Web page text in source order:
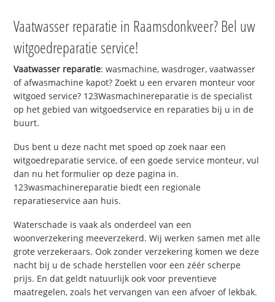
Vaatwasser reparatie in Raamsdonkveer? Bel uw
witgoedreparatie service!
Vaatwasser reparatie: wasmachine, wasdroger, vaatwasser
of afwasmachine kapot? Zoekt u een ervaren monteur voor
witgoed service? 123Wasmachinereparatie is de specialist
op het gebied van witgoedservice en reparaties bij u in de
buurt.
Dus bent u deze nacht met spoed op zoek naar een
witgoedreparatie service, of een goede service monteur, vul
dan nu het formulier op deze pagina in.
123wasmachinereparatie biedt een regionale
reparatieservice aan huis.
Waterschade is vaak als onderdeel van een
woonverzekering meeverzekerd. Wij werken samen met alle
grote verzekeraars. Ook zonder verzekering komen we deze
nacht bij u de schade herstellen voor een zéér scherpe
prijs. En dat geldt natuurlijk ook voor preventieve
maatregelen, zoals het vervangen van een afvoer of lekbak.